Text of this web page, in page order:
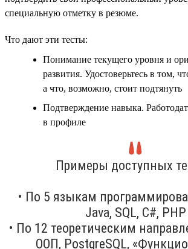
специальную отметку в резюме.
Что дают эти тесты:
Понимание текущего уровня и
развития. Удостоверьтесь в том,
а что, возможно, стоит подтянуть
Подтверждение навыка.
в профиле
Примеры доступных
• По 5 языкам
Java, SQL, C#, PHP
• По 12 теоретическим
ООП, PostgreSQL,